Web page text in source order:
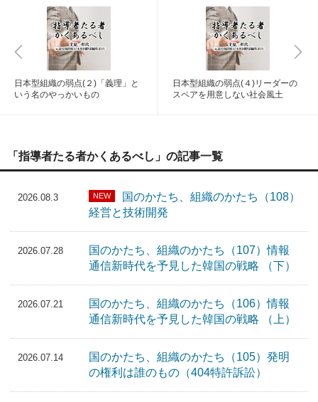
日本型組織の弱点(２)「義理」と
いう名のやっかいもの
日本型組織の弱点(４)リーダーの
スペアを用意しない社会風土
「指導者たる者かくあるべし」の記事一覧
2026.08.3 NEW
国のかたち、組織のかたち（108）
経営と技術開発
2026.07.28
国のかたち、組織のかたち（107）情報
通信新時代を予見した韓国の戦略 （下）
2026.07.21
国のかたち、組織のかたち（106）情報
通信新時代を予見した韓国の戦略 （上）
2026.07.14
国のかたち、組織のかたち（105）発明
の権利は誰のもの（404特許訴訟）